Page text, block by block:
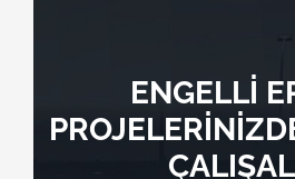
ENGELLİ